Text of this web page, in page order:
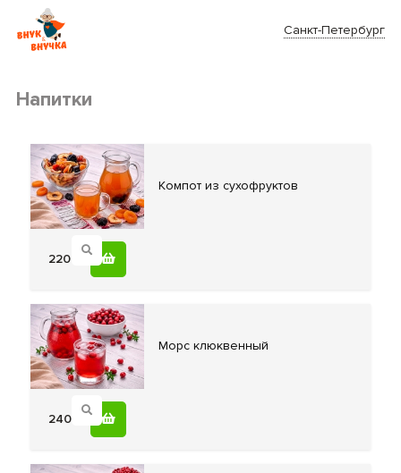
Санкт-Петербург
Напитки
Компот из сухофруктов
220
Морс клюквенный
240